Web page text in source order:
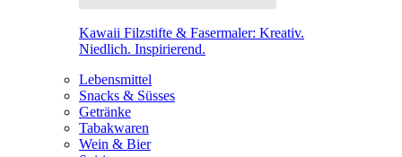
Kawaii Filzstifte & Fasermaler: Kreativ.
Niedlich. Inspirierend.
Lebensmittel
Snacks & Süsses
Getränke
Tabakwaren
Wein & Bier